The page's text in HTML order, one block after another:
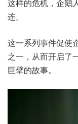
这样的危机，企鹅
连。
这一系列事件促使
之一，从而开启了
巨擘的故事。